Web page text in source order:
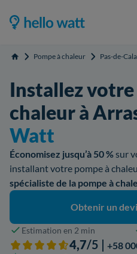
Accueil Pompe à chaleur Pas-de-
Installez votre
chaleur à
Watt
Économisez jusqu’à 50 %sur
installant votre pompe à
spécialiste de la pompe à
Obtenir un
Estimation en 2 min
4,7/5 | +58